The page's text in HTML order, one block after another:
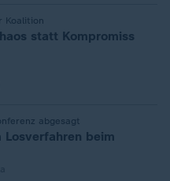
Koalition
statt Kompromiss
abgesagt
Losverfahren beim